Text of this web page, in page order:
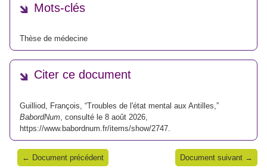
Mots-clés
Thèse de médecine
Citer ce document
Guilliod, François, “Troubles de l'état mental aux Antilles,”
BabordNum , consulté le 8 août 2026,
https://www.babordnum.fr/items/show/2747
← Document précédent Document suivant →